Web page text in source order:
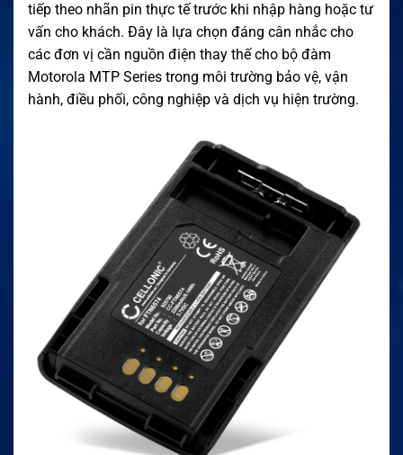
tiếp theo nhãn pin thực tế trước khi nhập hàng hoặc tư
vấn cho khách. Đây là lựa chọn đáng cân nhắc cho
các đơn vị cần nguồn điện thay thế cho bộ đàm
Motorola MTP Series trong môi trường bảo vệ, vận
hành, điều phối, công nghiệp và dịch vụ hiện trường.